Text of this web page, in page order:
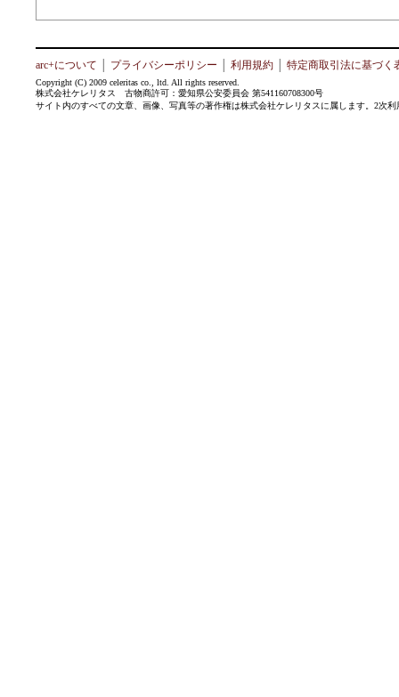
arc+について プライバシーポリシー 利用規約 特定商取引法に基づく
Copyright (C) 2009 celeritas co., ltd. All rights reserved.
株式会社ケレリタス 古物商許可：愛知県公安委員会 第541160708300号
サイト内のすべての文章、画像、写真等の著作権は株式会社ケレリタスに属します。2次